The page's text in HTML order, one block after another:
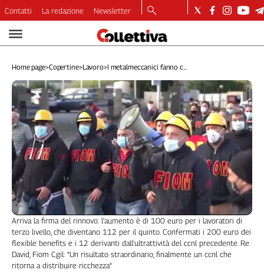
Video
Dirette
Longform
Copertine
Economia
Lavoro
Ambiente
Diritti
Welfare
Italia
Internazionale
Culture
Categorie
Filcams
Contatti La redazione Newsletter
Home page>Copertine>Lavoro>I metalmeccanici fanno c...
Arriva la firma del rinnovo: l'aumento è di 100 euro per i lavoratori di
terzo livello, che diventano 112 per il quinto. Confermati i 200 euro dei
flexible benefits e i 12 derivanti dall'ultrattività del ccnl precedente. Re
David, Fiom Cgil: "Un risultato straordinario, finalmente un ccnl che
ritorna a distribuire ricchezza"